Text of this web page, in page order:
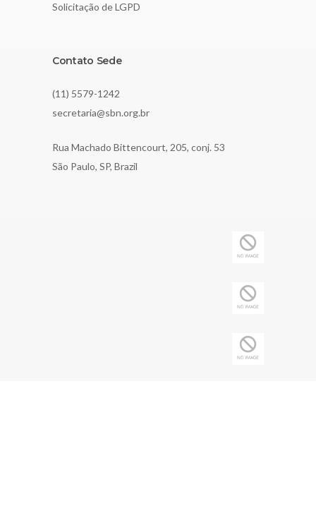
Solicitação de LGPD
Contato Sede
(11) 5579-1242
secretaria@sbn.org.br
Rua Machado Bittencourt, 205, conj. 53
São Paulo, SP, Brazil